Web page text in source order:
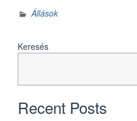
Állások
Keresés
Recent Posts